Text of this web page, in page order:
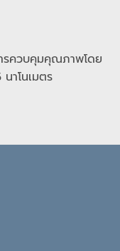
รควบคุมคุณภาพโดย
าโนเมตร